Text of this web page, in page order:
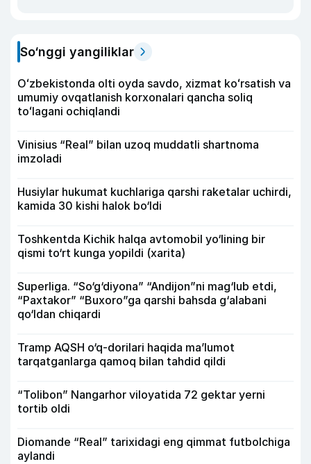
So‘nggi yangiliklar
Oʻzbekistonda olti oyda savdo, xizmat koʻrsatish va
umumiy ovqatlanish korxonalari qancha soliq
toʻlagani ochiqlandi
Vinisius “Real” bilan uzoq muddatli shartnoma
imzoladi
Husiylar hukumat kuchlariga qarshi raketalar uchirdi,
kamida 30 kishi halok bo‘ldi
Toshkentda Kichik halqa avtomobil yo‘lining bir
qismi to‘rt kunga yopildi (xarita)
Superliga. “So‘g‘diyona” “Andijon”ni mag‘lub etdi,
“Paxtakor” “Buxoro”ga qarshi bahsda g‘alabani
qo‘ldan chiqardi
Tramp AQSH o‘q-dorilari haqida ma’lumot
tarqatganlarga qamoq bilan tahdid qildi
“Tolibon” Nangarhor viloyatida 72 gektar yerni
tortib oldi
Diomande “Real” tarixidagi eng qimmat futbolchiga
aylandi